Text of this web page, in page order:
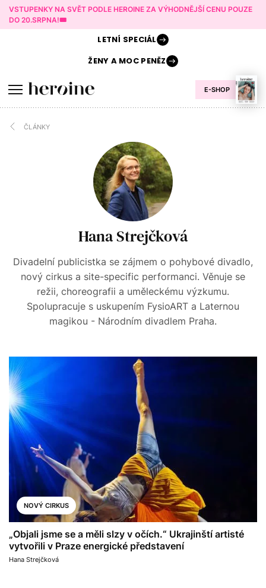
VSTUPENKY NA SVĚT PODLE HEROINE ZA VÝHODNĚJŠÍ CENU POUZE
DO 20.SRPNA!🎟️
E-SHOP
LETNÍ SPECIÁL
ŽENY AMOC PENĚZ
ČLÁNKY
Hana Strejčková
Divadelní publicistka se zájmem o pohybové divadlo,
nový cirkus a site-specific performanci. Věnuje se
režii, choreografii a uměleckému výzkumu.
Spolupracuje s uskupením FysioART a Laternou
magikou - Národním divadlem Praha.
NOVÝ CIRKUS
„Objali jsme se a měli slzy v očích.“ Ukrajinští artisté
vytvořili v Praze energické představení
Hana Strejčková